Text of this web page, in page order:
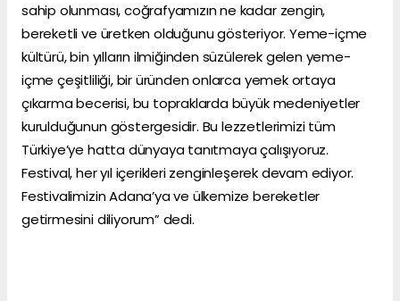
sahip olunması, coğrafyamızın ne kadar zengin,
bereketli ve üretken olduğunu gösteriyor. Yeme-içme
kültürü, bin yılların ilmiğinden süzülerek gelen yeme-
içme çeşitliliği, bir üründen onlarca yemek ortaya
çıkarma becerisi, bu topraklarda büyük medeniyetler
kurulduğunun göstergesidir. Bu lezzetlerimizi tüm
Türkiye’ye hatta dünyaya tanıtmaya çalışıyoruz.
Festival, her yıl içerikleri zenginleşerek devam ediyor.
Festivalimizin Adana’ya ve ülkemize bereketler
getirmesini diliyorum” dedi.